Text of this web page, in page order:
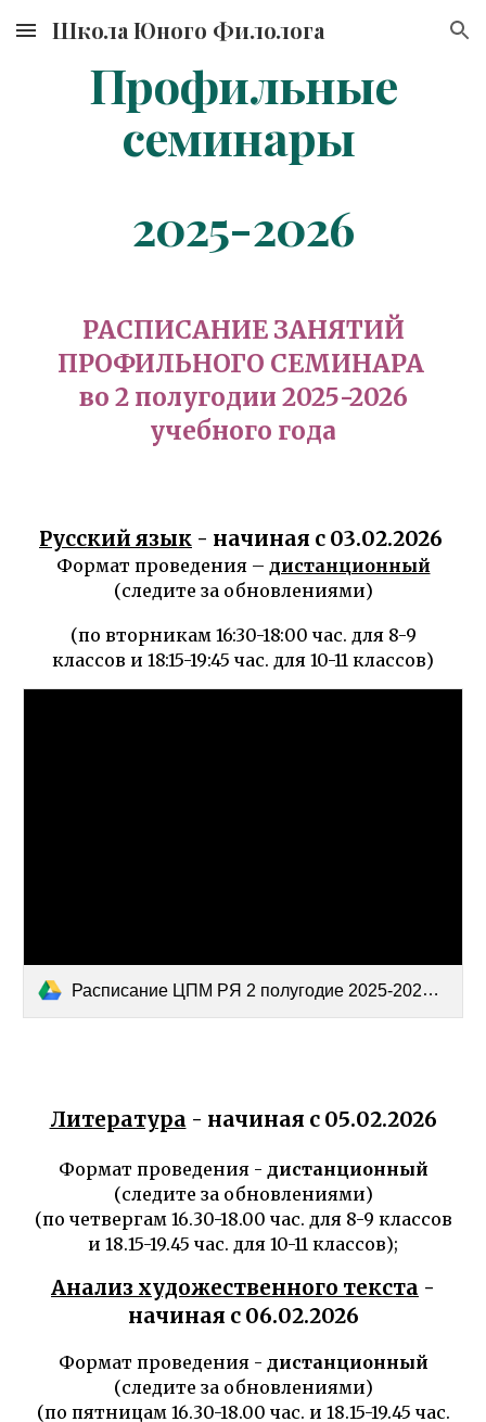
Skip to main content Skip to navigation
Школа Юного Филолога
Профильные
семинары
2025-2026
РАСПИСАНИЕ ЗАНЯТИЙ
ПРОФИЛЬНОГО СЕМИНАРА
во 2полугодии 2025-2026
учебного года
Русский язык - начиная с 03.02.2026
Формат проведения – дистанционный
(следите за обновлениями)
(по вторникам 16:30-18:00 час. для 8-9
классов и 18:15-19:45 час. для 10-11 классов)
Расписание ЦПМ РЯ 2 полугодие 2025-2026.docx
Литература - начиная с 05.02.2026
Формат проведения - дистанционный
(следите за обновлениями)
(по четвергам 16.30-18.00 час. для 8-9 классов
и 18.15-19.45 час. для 10-11 классов);
Анализ художественного текста -
начиная с 06.02.2026
Формат проведения - дистанционный
(следите за обновлениями)
(по пятницам 16.30-18.00 час. и 18.15-19.45 час.